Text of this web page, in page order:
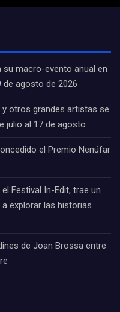
su macro-evento anual en
de agosto de 2026
y otros grandes artistas se
julio al 17 de agosto
el Premio Nenúfar
Festival In-Edit, trae un
explorar las historias
de Joan Brossa entre